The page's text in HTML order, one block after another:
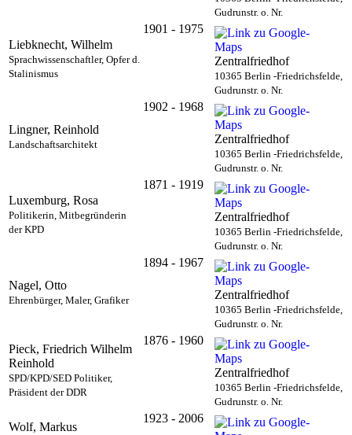
Gudrunstr. o. Nr.
Liebknecht, Wilhelm
Sprachwissenschaftler, Opfer d.
Stalinismus
1901 - 1975
Zentralfriedhof
10365 Berlin -Friedrichsfelde,
Gudrunstr. o. Nr.
Lingner, Reinhold
Landschaftsarchitekt
1902 - 1968
Zentralfriedhof
10365 Berlin -Friedrichsfelde,
Gudrunstr. o. Nr.
Luxemburg, Rosa
Politikerin, Mitbegründerin
der KPD
1871 - 1919
Zentralfriedhof
10365 Berlin -Friedrichsfelde,
Gudrunstr. o. Nr.
Nagel, Otto
Ehrenbürger, Maler, Grafiker
1894 - 1967
Zentralfriedhof
10365 Berlin -Friedrichsfelde,
Gudrunstr. o. Nr.
Pieck, Friedrich Wilhelm
Reinhold
SPD/KPD/SED Politiker,
Präsident der DDR
1876 - 1960
Zentralfriedhof
10365 Berlin -Friedrichsfelde,
Gudrunstr. o. Nr.
Wolf, Markus
1923 - 2006